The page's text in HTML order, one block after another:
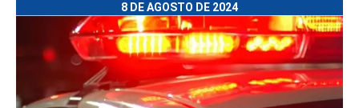
8 DE AGOSTO DE 2024